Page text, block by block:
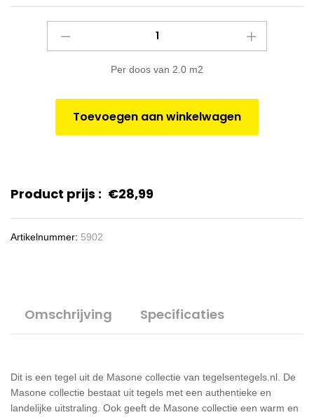
quantity
Per doos van 2.0 m2
Toevoegen aan winkelwagen
Product prijs : €28,99
Artikelnummer: 5902
Omschrijving Specificaties
Dit is een tegel uit de Masone collectie van tegelsentegels.nl. De
Masone collectie bestaat uit tegels met een authentieke en
landelijke uitstraling. Ook geeft de Masone collectie een warm en